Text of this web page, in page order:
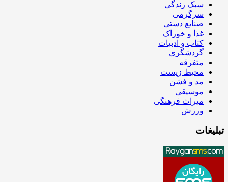
سبک زندگی
سرگرمی
صنایع دستی
غذا و خوراک
کتاب و ادبیات
گردشگری
متفرقه
محیط زیست
مد و فشن
موسیقی
میراث فرهنگی
ورزش
تبلیغات